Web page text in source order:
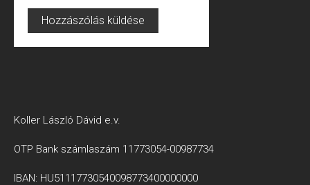
Koller László Dávid e.v.
OTP Bank számlaszám 11773054-00987734
IBAN: HU51117730540098773400000000